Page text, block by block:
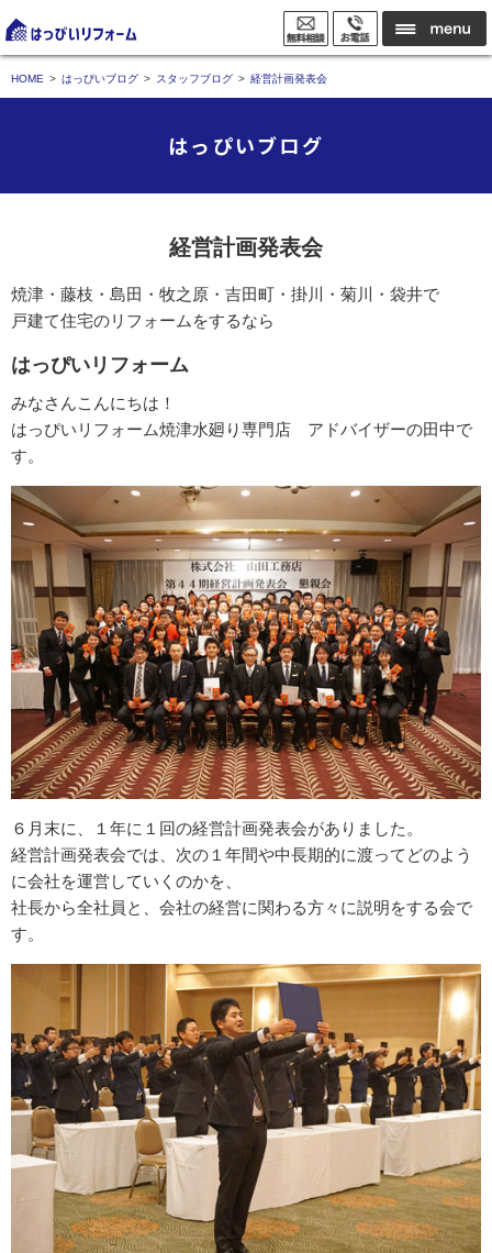
HOME はっぴいブログ スタッフブログ 経営計画発表会
はっぴいブログ
経営計画発表会
焼津・藤枝・島田・牧之原・吉田町・掛川・菊川・袋井で
戸建て住宅のリフォームをするなら
はっぴいリフォーム
みなさんこんにちは！
はっぴいリフォーム焼津水廻り専門店 アドバイザーの田中で
す。
６月末に、１年に１回の経営計画発表会がありました。
経営計画発表会では、次の１年間や中長期的に渡ってどのよう
に会社を運営していくのかを、
社長から全社員と、会社の経営に関わる方々に説明をする会で
す。